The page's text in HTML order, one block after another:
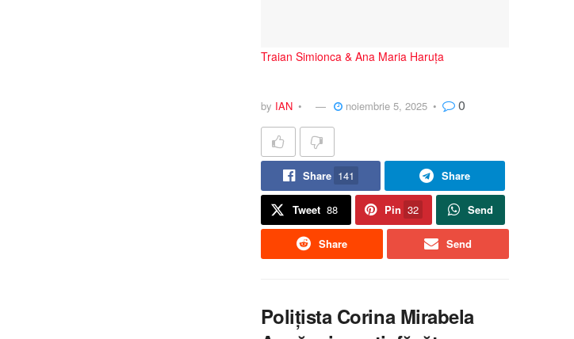
Traian Simionca & Ana Maria Haruța
by IAN noiembrie 5, 2025 0
Share 141 Share
Tweet 88 Pin 32 Send
Share Send
Polițista Corina Mirabela